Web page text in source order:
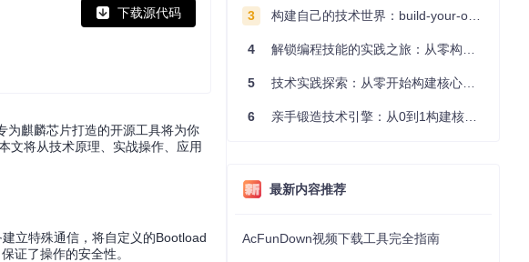
下载源代码
为麒麟芯片打造的开源工具将为你
文将从技术原理、实战操作、应用
立特殊通信，将自定义的Bootload
证了操作的安全性。
3 构建自己的技术世界：build-your-own-x项目的实践探索指南
4 解锁编程技能的实践之旅：从零构建你的技术世界
5 技术实践探索：从零开始构建核心系统的实践指南
6 亲手锻造技术引擎：从0到1构建核心系统的实践指南
最新内容推荐
AcFunDown视频下载工具完全指南